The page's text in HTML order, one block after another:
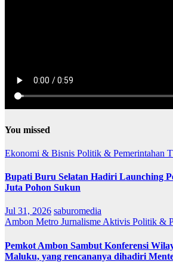
You missed
Ekonomi & Bisnis Politik & Pemerintahan
Bupati Buru Selatan Hadiri Launching
Juta Pohon Sukun
Jul 31, 2026 saburomedia
Ambon Metro Jurnalisme Aktivis Politik &
Pemkot Ambon Sambut Konferensi
Maluku, yang rencananya dihadiri